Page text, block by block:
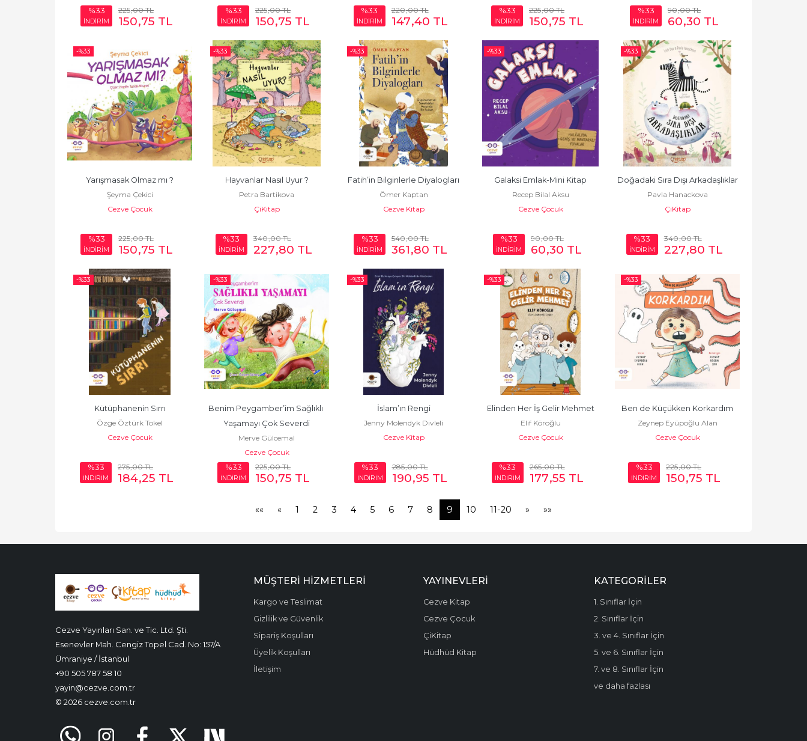
%33
İNDİRİM
225,00TL
150,75 TL
%33
İNDİRİM
225,00TL
150,75 TL
%33
İNDİRİM
220,00TL
147,40 TL
%33
İNDİRİM
225,00TL
150,75 TL
%33
İNDİRİM
90,00TL
60,30 TL
-%33
Yarışmasak Olmaz mı ?
Şeyma Çekici
Cezve Çocuk
%33
İNDİRİM
225,00TL
150,75 TL
-%33
Hayvanlar Nasıl Uyur ?
Petra Bartikova
ÇiKitap
%33
İNDİRİM
340,00TL
227,80 TL
-%33
Fatih’in Bilginlerle Diyalogları
Ömer Kaptan
Cezve Kitap
%33
İNDİRİM
540,00TL
361,80 TL
-%33
Galaksi Emlak-Mini Kitap
Recep Bilal Aksu
Cezve Çocuk
%33
İNDİRİM
90,00TL
60,30 TL
-%33
Doğadaki Sıra Dışı Arkadaşlıklar
Pavla Hanackova
ÇiKitap
%33
İNDİRİM
340,00TL
227,80 TL
-%33
Kütüphanenin Sırrı
Özge Öztürk Tokel
Cezve Çocuk
%33
İNDİRİM
275,00TL
184,25 TL
-%33
Benim Peygamber’im Sağlıklı
Yaşamayı Çok Severdi
Merve Gülcemal
Cezve Çocuk
%33
İNDİRİM
225,00TL
150,75 TL
-%33
İslam’ın Rengi
Jenny Molendyk Divleli
Cezve Kitap
%33
İNDİRİM
285,00TL
190,95 TL
-%33
Elinden Her İş Gelir Mehmet
Elif Köroğlu
Cezve Çocuk
%33
İNDİRİM
265,00TL
177,55 TL
-%33
Ben de Küçükken Korkardım
Zeynep Eyüpoğlu Alan
Cezve Çocuk
%33
İNDİRİM
225,00TL
150,75 TL
«« « 1 2 3 4 5 6 7 8 9 10 11-20 » »»
Cezve Yayınları San. ve Tic. Ltd. Şti.
Esenevler Mah. Cengiz Topel Cad. No: 157/A
Ümraniye / İstanbul
+90 505 787 58 10
yayin@cezve.com.tr
© 2026 cezve.com.tr
MÜŞTERI HIZMETLERI
Kargo ve Teslimat
Gizlilik ve Güvenlik
Sipariş Koşulları
Üyelik Koşulları
İletişim
YAYINEVLERI
Cezve Kitap
Cezve Çocuk
ÇiKitap
Hüdhüd Kitap
KATEGORILER
1. Sınıflar İçin
2. Sınıflar İçin
3. ve 4. Sınıflar İçin
5. ve 6. Sınıflar İçin
7. ve 8. Sınıflar İçin
ve daha fazlası